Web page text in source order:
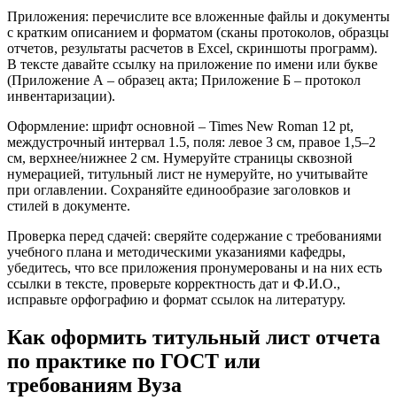
Приложения: перечислите все вложенные файлы и документы
с кратким описанием и форматом (сканы протоколов, образцы
отчетов, результаты расчетов в Excel, скриншоты программ).
В тексте давайте ссылку на приложение по имени или букве
(Приложение А – образец акта; Приложение Б – протокол
инвентаризации).
Оформление: шрифт основной – Times New Roman 12 pt,
междустрочный интервал 1.5, поля: левое 3 см, правое 1,5–2
см, верхнее/нижнее 2 см. Нумеруйте страницы сквозной
нумерацией, титульный лист не нумеруйте, но учитывайте
при оглавлении. Сохраняйте единообразие заголовков и
стилей в документе.
Проверка перед сдачей: сверяйте содержание с требованиями
учебного плана и методическими указаниями кафедры,
убедитесь, что все приложения пронумерованы и на них есть
ссылки в тексте, проверьте корректность дат и Ф.И.О.,
исправьте орфографию и формат ссылок на литературу.
Как оформить титульный лист отчета
по практике по ГОСТ или
требованиям Вуза